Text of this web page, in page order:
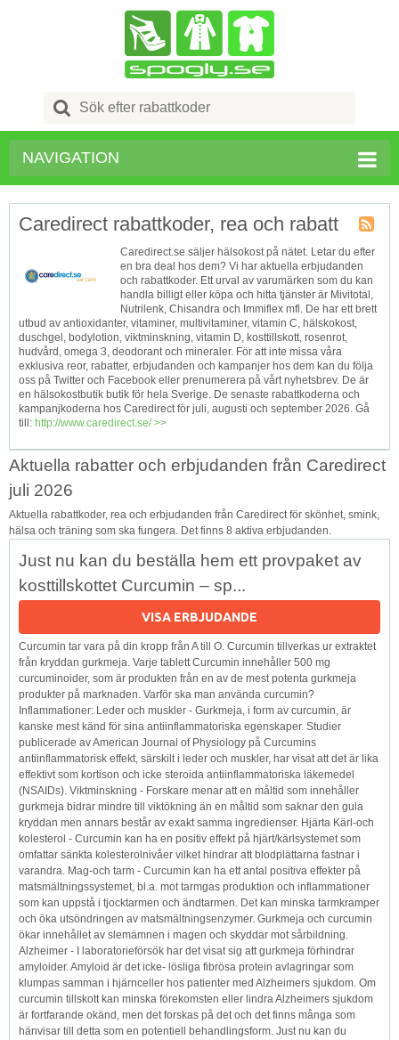
Search
for:
NAVIGATION
RSS
Caredirect rabattkoder, rea och rabatt
Caredirect.se säljer hälsokost på nätet. Letar du efter
en bra deal hos dem? Vi har aktuella erbjudanden
och rabattkoder. Ett urval av varumärken som du kan
handla billigt eller köpa och hitta tjänster är Mivitotal,
Nutrilenk, Chisandra och Immiflex mfl. De har ett brett
utbud av antioxidanter, vitaminer, multivitaminer, vitamin C, hälskokost,
duschgel, bodylotion, viktminskning, vitamin D, kosttillskott, rosenrot,
hudvård, omega 3, deodorant och mineraler. För att inte missa våra
exklusiva reor, rabatter, erbjudanden och kampanjer hos dem kan du följa
oss på Twitter och Facebook eller prenumerera på vårt nyhetsbrev. De är
en hälsokostbutik butik för hela Sverige. De senaste rabattkoderna och
kampanjkoderna hos Caredirect för juli, augusti och september 2026. Gå
till: http://www.caredirect.se/ >>
Aktuella rabatter och erbjudanden från Caredirect
juli 2026
Aktuella rabattkoder, rea och erbjudanden från Caredirect för skönhet, smink,
hälsa och träning som ska fungera. Det finns 8 aktiva erbjudanden.
Just nu kan du beställa hem ett provpaket av
kosttillskottet Curcumin – sp...
VISA ERBJUDANDE
Curcumin tar vara på din kropp från A till O. Curcumin tillverkas ur extraktet
från kryddan gurkmeja. Varje tablett Curcumin innehåller 500 mg
curcuminoider, som är produkten från en av de mest potenta gurkmeja
produkter på marknaden. Varför ska man använda curcumin?
Inflammationer: Leder och muskler - Gurkmeja, i form av curcumin, är
kanske mest känd för sina antiinflammatoriska egenskaper. Studier
publicerade av American Journal of Physiology på Curcumins
antiinflammatorisk effekt, särskilt i leder och muskler, har visat att det är lika
effektivt som kortison och icke steroida antiinflammatoriska läkemedel
(NSAIDs). Viktminskning - Forskare menar att en måltid som innehåller
gurkmeja bidrar mindre till viktökning än en måltid som saknar den gula
kryddan men annars består av exakt samma ingredienser. Hjärta Kärl-och
kolesterol - Curcumin kan ha en positiv effekt på hjärt/kärlsystemet som
omfattar sänkta kolesterolnivåer vilket hindrar att blodplättarna fastnar i
varandra. Mag-och tarm - Curcumin kan ha ett antal positiva effekter på
matsmältningssystemet, bl.a. mot tarmgas produktion och inflammationer
som kan uppstå i tjocktarmen och ändtarmen. Det kan minska tarmkramper
och öka utsöndringen av matsmältningsenzymer. Gurkmeja och curcumin
ökar innehållet av slemämnen i magen och skyddar mot sårbildning.
Alzheimer - I laboratorieförsök har det visat sig att gurkmeja förhindrar
amyloider. Amyloid är det icke- lösliga fibrösa protein avlagringar som
klumpas samman i hjärnceller hos patienter med Alzheimers sjukdom. Om
curcumin tillskott kan minska förekomsten eller lindra Alzheimers sjukdom
är fortfarande okänd, men det forskas på det och det finns många som
hänvisar till detta som en potentiell behandlingsform. Just nu kan du